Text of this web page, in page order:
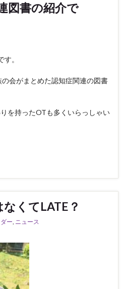
図書の紹介で
す。
会がまとめた認知症関連の図書
を持ったOTも多くいらっしゃい
くてLATE？
ー, ニュース